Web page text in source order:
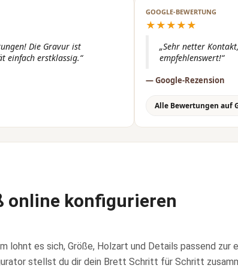
Die Gravur ist
einfach erstklassig.“
GOOGLE-BEWERTUNG
★★★★★
„Sehr netter
empfehlenswert!“
— Google-Rezension
Alle Bewertungen auf
online konfigurieren
es sich, Größe, Holzart und Details passend zur
stellst du dir dein Brett Schritt für Schritt